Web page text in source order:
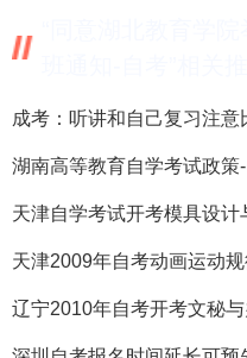
成考：听讲和自己复习注意
湖南高等教育自学考试政策